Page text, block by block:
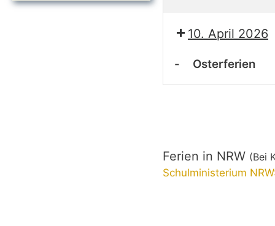
10. April 2026
- Osterferien
Osterferien
Ferien in NRW (Bei
Schulministerium